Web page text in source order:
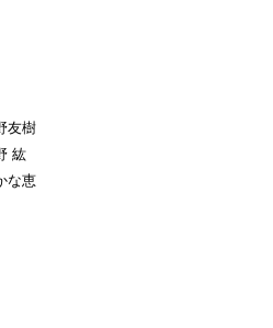
友樹
紘
な恵